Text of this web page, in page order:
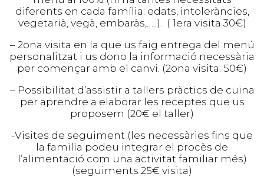
Suscríbete a nuestra
newsletter y consigue gratis
el PDF ”5 pasos para ser
creativa en la cocina”.
Nombre
diferents en cada família: edats, intoleràncies,
vegetarià, vegà, embaràs,…..). ( 1era visita 30€)
– 2ona visita en la que us faig entrega del menú
personalitzat i us dono la informació necessària
per començar amb el canvi. (2ona visita: 50€)
– Possibilitat d’assistir a tallers pràctics de cuina
per aprendre a elaborar les receptes que us
proposem (20€ el taller)
-Visites de seguiment (les necessàries fins que
la familia podeu integrar el procès de
l’alimentació com una activitat familiar més)
(seguiments 25€ visita)